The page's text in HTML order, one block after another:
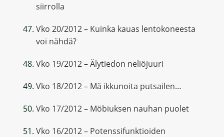
siirrolla
Vko 20/2012 – Kuinka kauas lentokoneesta
voi nähdä?
Vko 19/2012 – Älytiedon neliöjuuri
Vko 18/2012 – Mä ikkunoita putsailen…
Vko 17/2012 – Möbiuksen nauhan puolet
Vko 16/2012 – Potenssifunktioiden